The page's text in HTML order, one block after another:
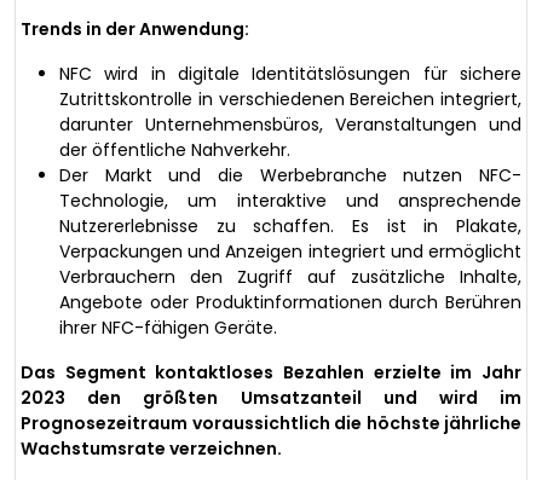
Trends in der Anwendung:
NFC wird in digitale Identitätslösungen für sichere
Zutrittskontrolle in verschiedenen Bereichen integriert,
darunter Unternehmensbüros, Veranstaltungen und
der öffentliche Nahverkehr.
Der Markt und die Werbebranche nutzen NFC-
Technologie, um interaktive und ansprechende
Nutzererlebnisse zu schaffen. Es ist in Plakate,
Verpackungen und Anzeigen integriert und ermöglicht
Verbrauchern den Zugriff auf zusätzliche Inhalte,
Angebote oder Produktinformationen durch Berühren
ihrer NFC-fähigen Geräte.
Das Segment kontaktloses Bezahlen erzielte im Jahr
2023 den größten Umsatzanteil und wird im
Prognosezeitraum voraussichtlich die höchste jährliche
Wachstumsrate verzeichnen.